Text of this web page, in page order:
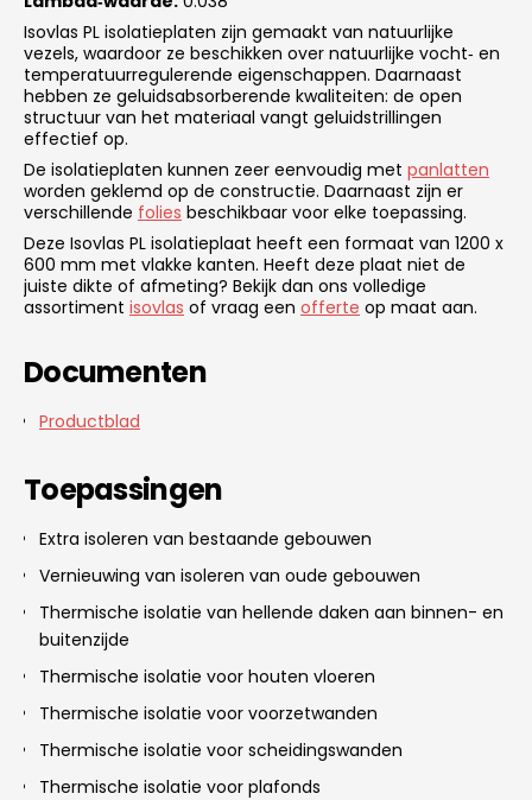
Isovlas PL isolatieplaten zijn gemaakt van natuurlijke
vezels, waardoor ze beschikken over natuurlijke vocht‑ en
temperatuurregulerende eigenschappen. Daarnaast
hebben ze geluidsabsorberende kwaliteiten: de open
structuur van het materiaal vangt geluidstrillingen
effectief op.
De isolatieplaten kunnen zeer eenvoudig met panlatten
worden geklemd op de constructie. Daarnaast zijn er
verschillende folies beschikbaar voor elke toepassing.
Deze Isovlas PL isolatieplaat heeft een formaat van 1200 x
600 mm met vlakke kanten. Heeft deze plaat niet de
juiste dikte of afmeting? Bekijk dan ons volledige
assortiment isovlas of vraag een offerte op maat aan.
Documenten
Productblad
Toepassingen
Extra isoleren van bestaande gebouwen
Vernieuwing van isoleren van oude gebouwen
Thermische isolatie van hellende daken aan binnen- en
buitenzijde
Thermische isolatie voor houten vloeren
Thermische isolatie voor voorzetwanden
Thermische isolatie voor scheidingswanden
Thermische isolatie voor plafonds